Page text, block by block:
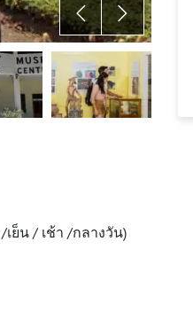
ย็น / เช้า /กลางวัน)